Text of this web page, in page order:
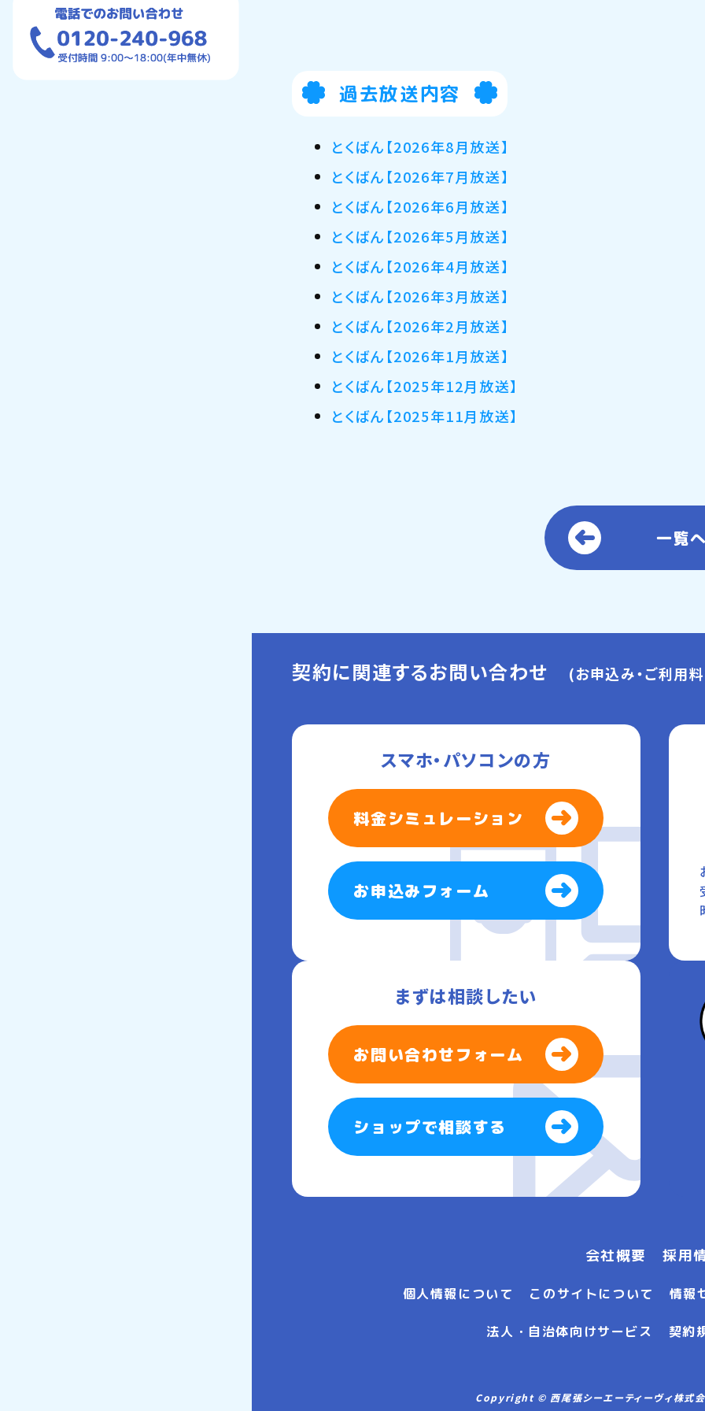
過去放送内容
とくばん【2026年8月放送】
とくばん【2026年7月放送】
とくばん【2026年6月放送】
とくばん【2026年5月放送】
とくばん【2026年4月放送】
とくばん【2026年3月放送】
とくばん【2026年2月放送】
とくばん【2026年1月放送】
とくばん【2025年12月放送】
とくばん【2025年11月放送】
一覧
契約に関連するお問い合わせ (お申込み・ご利用
スマホ・パソコンの方
料金シミュレーション
お申込みフォーム
まずは相談したい
お問い合わせフォーム
ショップで相談する
会社概要 採用
個人情報について このサイトについて 情報
法人・自治体向けサービス 契約
Copyright © 西尾張シーエーティーヴィ株